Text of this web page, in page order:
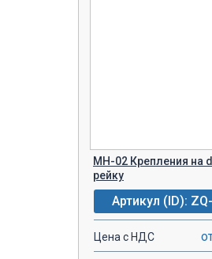
MH-02 Крепления на
рейку
Артикул (ID):
Цена с НДС